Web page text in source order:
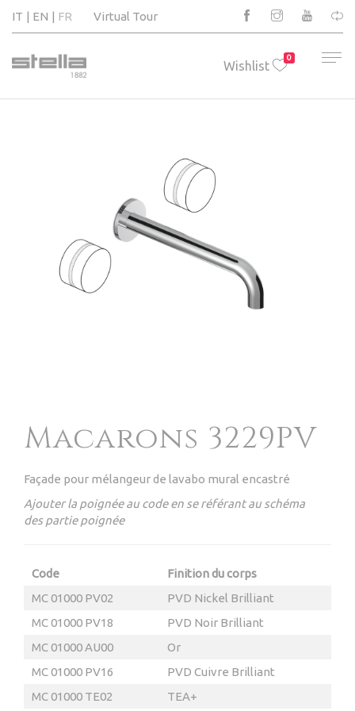
IT EN FR Virtual Tour
Wishlist
0
Macarons 3229PV
Façade pour mélangeur de lavabo mural encastré
Ajouter la poignée au code en se référant au schéma
des partie poignée
Code
Finition du corps
MC 01000 PV02
PVD Nickel Brilliant
MC 01000 PV18
PVD Noir Brilliant
MC 01000 AU00
Or
MC 01000 PV16
PVD Cuivre Brilliant
MC 01000 TE02
TEA+